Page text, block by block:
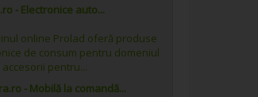
- Electronice auto...
online Prolad oferă produse
de consum pentru domeniul
accesorii pentru...
- Mobilă la comandă...